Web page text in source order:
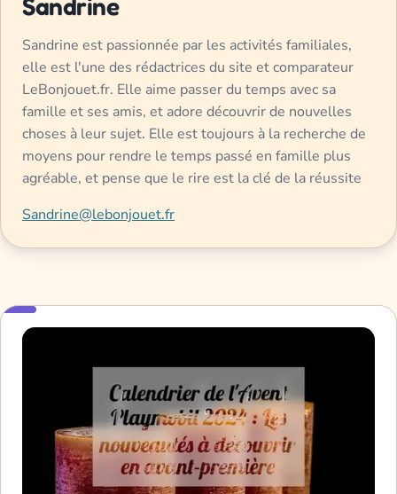
Sandrine
Sandrine est passionnée par les activités familiales,
elle est l'une des rédactrices du site et comparateur
LeBonjouet.fr. Elle aime passer du temps avec sa
famille et ses amis, et adore découvrir de nouvelles
choses à leur sujet. Elle est toujours à la recherche de
moyens pour rendre le temps passé en famille plus
agréable, et pense que le rire est la clé de la réussite
Sandrine@lebonjouet.fr